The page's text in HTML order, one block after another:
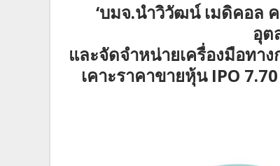
‘บมจ.นำวิวัฒน์ เมดิคอล
อุต
และจัดจำหน่ายเครื่องมือทา
เคาะราคาขายหุ้น IPO